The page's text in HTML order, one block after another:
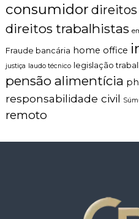
consumidor direitos
direitos trabalhistas
Fraude bancária home office
justiça
laudo técnico legislação
pensão alimentícia
responsabilidade civil
remoto